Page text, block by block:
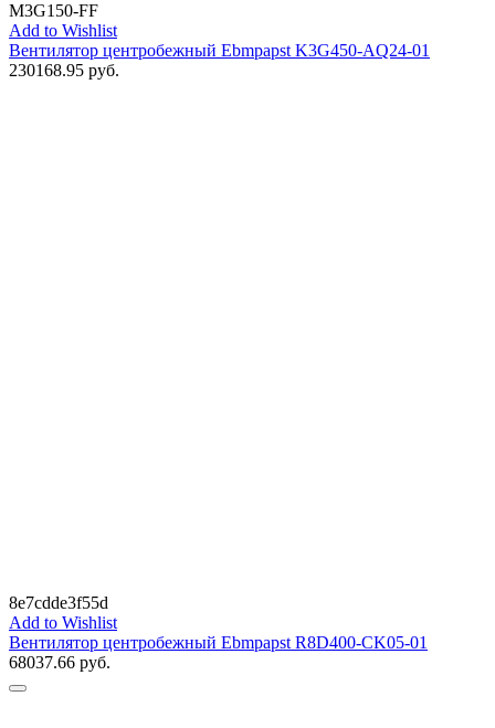
M3G150-FF
Add to Wishlist
Вентилятор центробежный Ebmpapst K3G450-AQ24-01
230168.95 руб.
8e7cdde3f55d
Add to Wishlist
Вентилятор центробежный Ebmpapst R8D400-CK05-01
68037.66 руб.